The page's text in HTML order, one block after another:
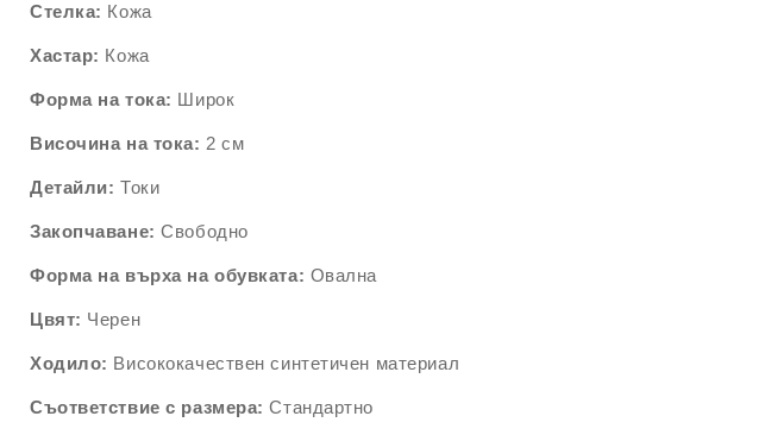
Стелка: Кожа
Хастар: Кожа
Форма на тока: Широк
Височина на тока: 2 см
Детайли:Токи
Закопчаване: Свободно
Форма на върха на обувката: Овална
Цвят: Черен
Ходило: Висококачествен синтетичен материал
Съответствие с размера:Стандартно